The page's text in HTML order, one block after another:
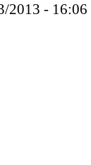
2013 - 16:06